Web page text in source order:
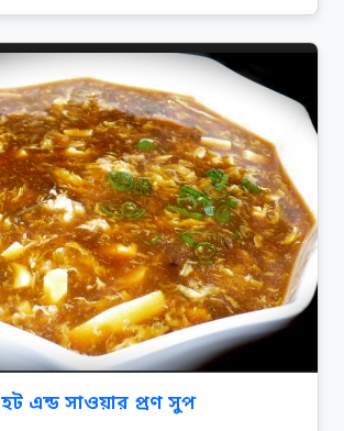
হট এন্ড সাওয়ার প্রণ সুপ